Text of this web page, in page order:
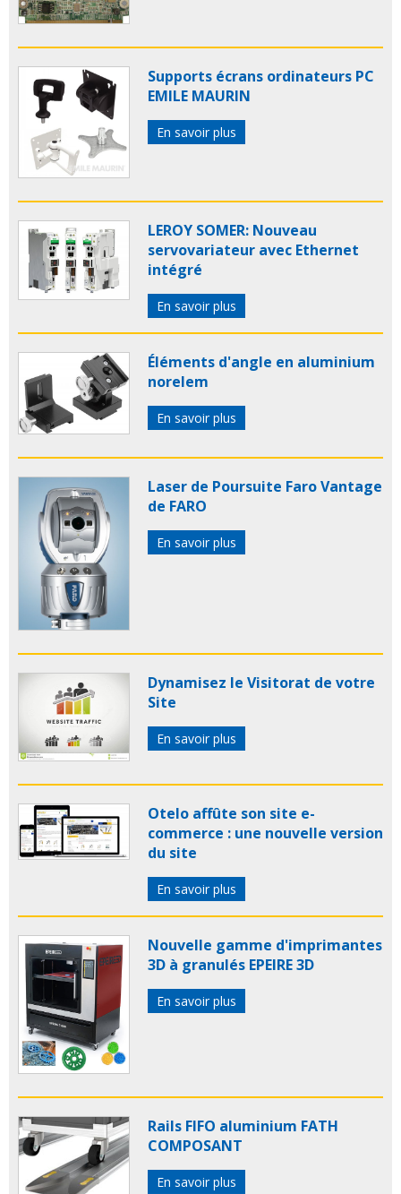
Supports écrans ordinateurs PC
EMILE MAURIN
En savoir plus
LEROY SOMER: Nouveau
servovariateur avec Ethernet
intégré
En savoir plus
Éléments d'angle en aluminium
norelem
En savoir plus
Laser de Poursuite Faro Vantage
de FARO
En savoir plus
Dynamisez le Visitorat de votre
Site
En savoir plus
Otelo affûte son site e-
commerce : une nouvelle version
du site
En savoir plus
Nouvelle gamme d'imprimantes
3D à granulés EPEIRE 3D
En savoir plus
Rails FIFO aluminium FATH
COMPOSANT
En savoir plus